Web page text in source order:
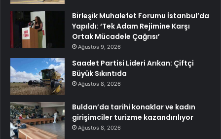
Birleşik Muhalefet Forumu İstanbul’da
Yapıldı: ‘Tek Adam Rejimine Karşı
Ortak Mücadele Çağrısı’
Ağustos 9, 2026
Saadet Partisi Lideri Arıkan: Çiftçi
Büyük Sıkıntıda
Ağustos 8, 2026
Buldan’da tarihi konaklar ve kadın
girişimciler turizme kazandırılıyor
Ağustos 8, 2026